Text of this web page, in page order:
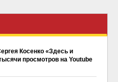
Косенко «Здесь и
просмотров на Youtube